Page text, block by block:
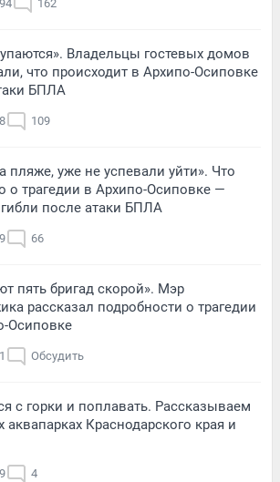
162
Владельцы гостевых домов
что происходит в Архипо-Осиповке
БПЛА
109
пляже, уже не успевали уйти». Что
о трагедии в Архипо-Осиповке —
после атаки БПЛА
66
пять бригад скорой». Мэр
рассказал подробности о трагедии
Осиповке
Обсудить
с горки и поплавать. Рассказываем
аквапарках Краснодарского края и
4